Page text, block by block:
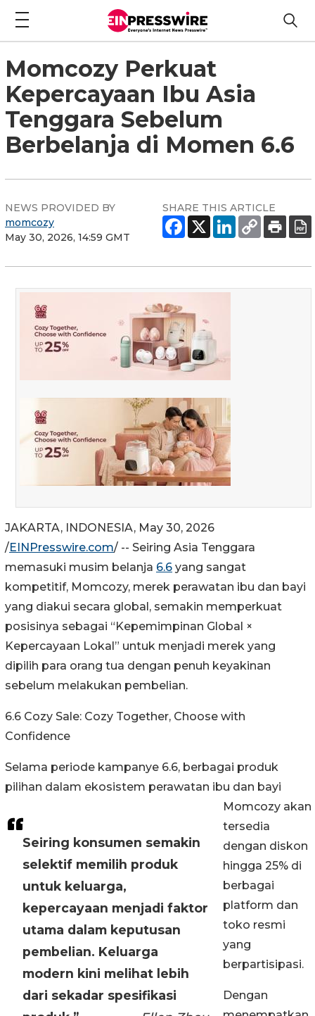
Momcozy Perkuat
Kepercayaan Ibu Asia
Tenggara Sebelum
Berbelanja di Momen 6.6
NEWS PROVIDED BY
momcozy
May 30, 2026, 14:59 GMT
SHARE THIS ARTICLE
Seiring konsumen semakin
selektif memilih produk
untuk keluarga,
kepercayaan menjadi faktor
utama dalam keputusan
pembelian. Keluarga
modern kini melihat lebih
dari sekadar spesifikasi
JAKARTA, INDONESIA, May 30, 2026
/EINPresswire.com/ -- Seiring Asia Tenggara
memasuki musim belanja 6.6 yang sangat
kompetitif, Momcozy, merek perawatan ibu dan bayi
yang diakui secara global, semakin memperkuat
posisinya sebagai “Kepemimpinan Global ×
Kepercayaan Lokal” untuk menjadi merek yang
dipilih para orang tua dengan penuh keyakinan
sebelum melakukan pembelian.
6.6 Cozy Sale: Cozy Together, Choose with
Confidence
Selama periode kampanye 6.6, berbagai produk
pilihan dalam ekosistem perawatan ibu dan bayi
Momcozy akan
tersedia
dengan diskon
hingga 25% di
berbagai
platform dan
toko resmi
yang
berpartisipasi.
Dengan